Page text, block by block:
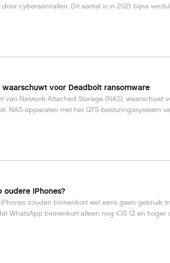
cyberaanvallen. Dit aantal is in 2021 bijna
waarschuwt voor Deadbolt ransomware
van Network Attached Storage (NAS), waarschuwt
NAS-apparaten met het QTS-besturingssysteem
oudere iPhones?
zouden binnenkort wel eens geen gebruik
WhatsApp binnenkort alleen nog iOS 12 en hoger